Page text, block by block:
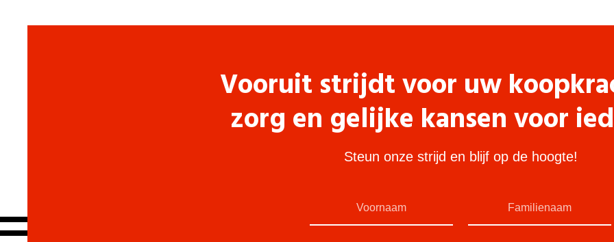
Vooruit strijdt voor uw
zorg en gelijke kansen voor
Steun onze strijd en blijf op de hoogte!